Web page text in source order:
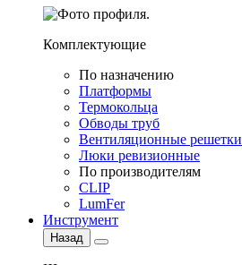
Комплектующие
По назначению
Платформы
Термокольца
Обводы труб
Вентиляционные решетки
Люки ревизионные
По производителям
CLIP
LumFer
Инструмент
Назад